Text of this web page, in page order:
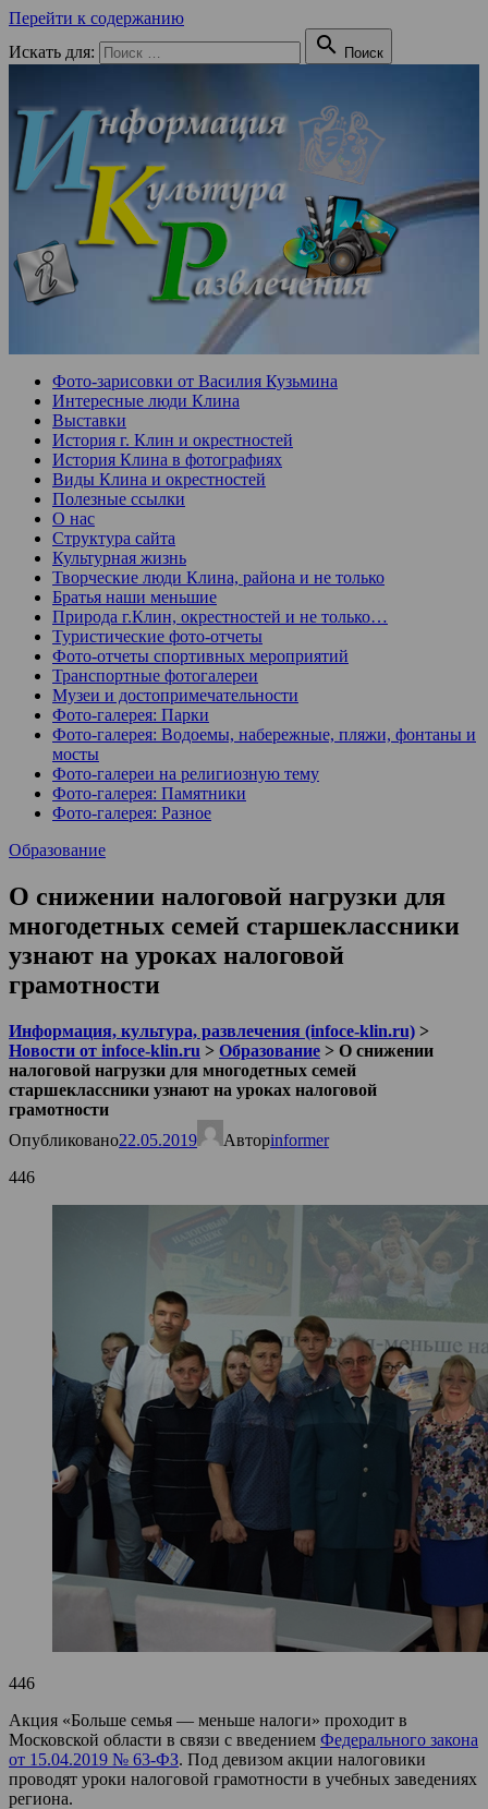
Перейти к содержанию
Искать для:
 Поиск
Фото-зарисовки от Василия Кузьмина
Интересные люди Клина
Выставки
История г. Клин и окрестностей
История Клина в фотографиях
Виды Клина и окрестностей
Полезные ссылки
О нас
Структура сайта
Культурная жизнь
Творческие люди Клина, района и не только
Братья наши меньшие
Природа г.Клин, окрестностей и не только…
Туристические фото-отчеты
Фото-отчеты спортивных мероприятий
Транспортные фотогалереи
Музеи и достопримечательности
Фото-галерея: Парки
Фото-галерея: Водоемы, набережные, пляжи, фонтаны и
мосты
Фото-галереи на религиозную тему
Фото-галерея: Памятники
Фото-галерея: Разное
Образование
О снижении налоговой нагрузки для
многодетных семей старшеклассники
узнают на уроках налоговой
грамотности
Информация, культура, развлечения (infoce-klin.ru) >
Новости от infoce-klin.ru > Образование > О снижении
налоговой нагрузки для многодетных семей
старшеклассники узнают на уроках налоговой
грамотности
Опубликовано22.05.2019 Авторinformer
446
446
Акция «Больше семья — меньше налоги» проходит в
Московской области в связи с введением Федерального закона
от 15.04.2019 № 63-ФЗ. Под девизом акции налоговики
проводят уроки налоговой грамотности в учебных заведениях
региона.